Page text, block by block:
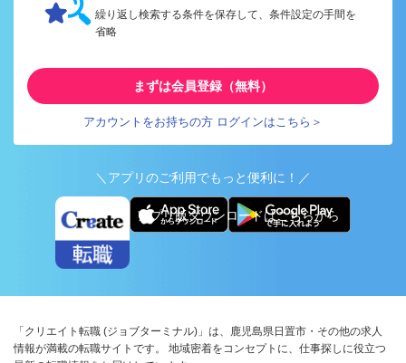
繰り返し検索する条件を保存して、条件設定の手間を
省略
まずは会員登録（無料）
アカウントをお持ちの方 ログインはこちら＞
＼アプリのご利用でもっと便利に！／
アプリ版ダウンロードはこちらから
「クリエイト転職 (ジョブターミナル)」は、鹿児島県日置市・その他の求人
情報が満載の転職サイトです。 地域密着をコンセプトに、仕事探しに役立つ